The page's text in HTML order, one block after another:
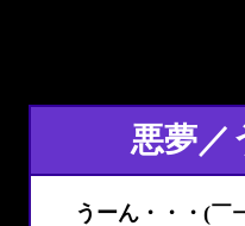
悪夢／
うーん・・・(￣